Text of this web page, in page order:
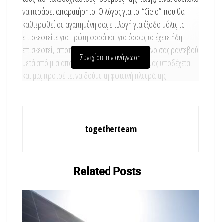
να περάσει απαρατήρητο. Ο λόγος για το “Cielo” που θα
καθιερωθεί σε αγαπημένη σας επιλογή για έξοδο μόλις το
επισκεφτείτε για πρώτη φορά και για όσους το έχετε ήδη
επισκεφτεί, αποτελεί το καθημερινό αγαπημένο σας ραντεβού
μετά από μια απαιτητική ημέρα. Το “Cielo” μας υποδέχεται
και μας προτρέπει να δούμε τη φωτεινή πλευρά της
Η Λέσχη Φίλων Αρωματικών Ροφημάτων
Γεωργάκα και τον Κωνσταντίνο Καλογερίδη. Τα μέλη της
συνδρομή. Η μόνη προϋπόθεση για να γίνει κάποιος μέλος και
να του επιτραπεί η είσοδος στον χώρο, είναι να συμπληρώσει
Συνεχίστε την ανάγνωση
togetherteam
RelatedPosts